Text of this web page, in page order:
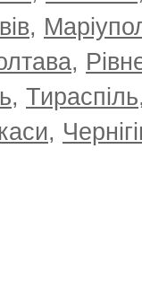
,
,
, Тираспіль
,